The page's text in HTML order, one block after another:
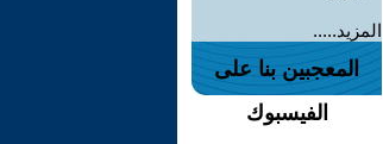
المزيد.....
المعجبين بنا على
الفيسبوك